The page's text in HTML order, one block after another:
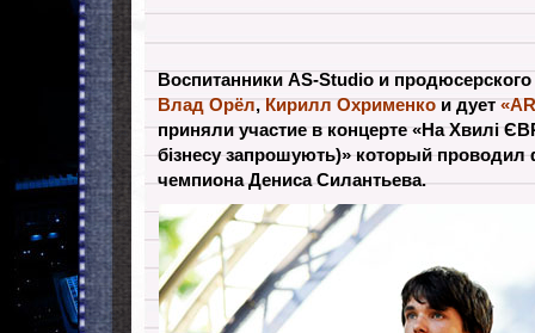
Воспитанники AS-Studio и
Влад Орёл, Кирилл Охрименко и дует
приняли участие в концерте «На Хвилі
бізнесу запрошують)» который
чемпиона Дениса Силантьева.